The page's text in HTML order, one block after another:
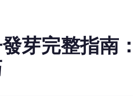
芽完整指南